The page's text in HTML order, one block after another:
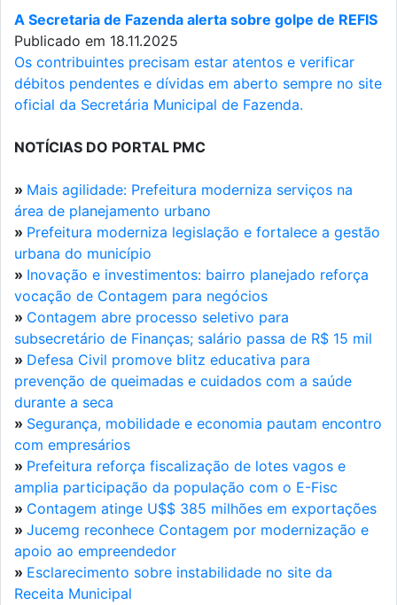
A Secretaria de Fazenda alerta sobre golpe de REFIS
Publicado em 18.11.2025
Os contribuintes precisam estar atentos e verificar
débitos pendentes e dívidas em aberto sempre no site
oficial da Secretária Municipal de Fazenda.
NOTÍCIAS DO PORTAL PMC
» Mais agilidade: Prefeitura moderniza serviços na
área de planejamento urbano
» Prefeitura moderniza legislação e fortalece a gestão
urbana do município
» Inovação e investimentos: bairro planejado reforça
vocação de Contagem para negócios
» Contagem abre processo seletivo para
subsecretário de Finanças; salário passa de R$ 15 mil
» Defesa Civil promove blitz educativa para
prevenção de queimadas e cuidados com a saúde
durante a seca
» Segurança, mobilidade e economia pautam encontro
com empresários
» Prefeitura reforça fiscalização de lotes vagos e
amplia participação da população com o E-Fisc
» Contagem atinge U$$ 385 milhões em exportações
» Jucemg reconhece Contagem por modernização e
apoio ao empreendedor
» Esclarecimento sobre instabilidade no site da
Receita Municipal